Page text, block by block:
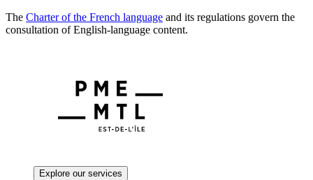
The Charter of the French language and its regulations govern the
consultation of English-language content.
Explore our services